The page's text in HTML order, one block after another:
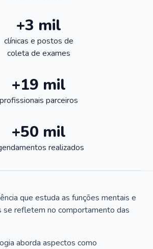
+3 mil
clínicas e postos de
coleta de exames
+19 mil
profissionais parceiros
+50 mil
realizados
que estuda as funções mentais e
se refletem no comportamento das
aborda aspectos como